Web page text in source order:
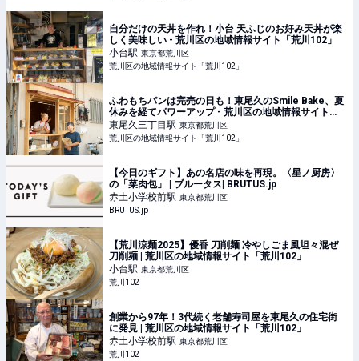
自分だけの天丼を作れ！小台 天ふじのお好み天丼が楽
しく美味しい - 荒川区の地域情報サイト「荒川102」
小台駅 東京都荒川区
荒川区の地域情報サイト「荒川102」
ふわもちパンは完売の日も！東尾久のSmile Bake、夏
休みを経てパワーアップ - 荒川区の地域情報サイト
「荒川102」
東尾久三丁目駅 東京都荒川区
荒川区の地域情報サイト「荒川102」
【今日のギフト】あの名店の味を再現。〈星ノ厨房〉
の「菜肉包」 | ブルータス| BRUTUS.jp
赤土小学校前駅 東京都荒川区
BRUTUS.jp
【荒川涼麺2025】優香 刀削麺 冷やしごま風坦々混ぜ
刀削麺 | 荒川区の地域情報サイト「荒川102」
小台駅 東京都荒川区
荒川102
創業から97年！3代続く老舗寿司屋を東尾久の住宅街
に発見 | 荒川区の地域情報サイト「荒川102」
赤土小学校前駅 東京都荒川区
荒川102